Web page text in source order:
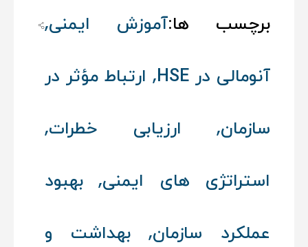
برچسب ها:آموزش ایمنی,
آنومالی در HSE , ارتباط مؤثر در
سازمان, ارزیابی خطرات,
استراتژی‌ های ایمنی, بهبود
عملکرد سازمان, بهداشت و